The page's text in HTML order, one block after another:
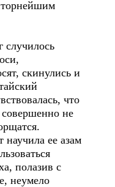
случилось
скинулись и
что
совершенно не
ее азам
полазив с
неумело